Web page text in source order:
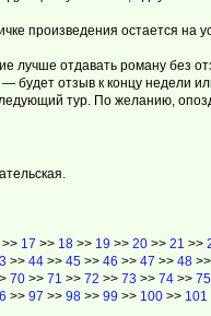
произведения остается на
лучше отдавать роману без
— будет отзыв к концу недели
тур. По желанию,
>> 17 >> 18 >> 19 >> 20 >> 21 >>
>> 44 >> 45 >> 46 >> 47 >> 48 >>
70 >> 71 >> 72 >> 73 >> 74 >> 75
>> 97 >> 98 >> 99 >> 100 >> 101